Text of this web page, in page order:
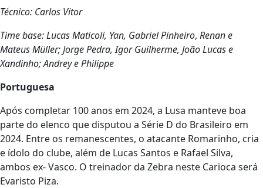
Técnico: Carlos Vitor
Time base: Lucas Maticoli, Yan, Gabriel Pinheiro, Renan e
Mateus Müller; Jorge Pedra, Igor Guilherme, João Lucas e
Xandinho; Andrey e Philippe
Portuguesa
Após completar 100 anos em 2024, a Lusa manteve boa
parte do elenco que disputou a Série D do Brasileiro em
2024. Entre os remanescentes, o atacante Romarinho, cria
e ídolo do clube, além de Lucas Santos e Rafael Silva,
ambos ex- Vasco. O treinador da Zebra neste Carioca será
Evaristo Piza.